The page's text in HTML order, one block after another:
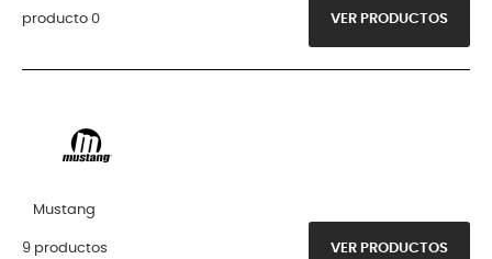
producto 0 VER PRODUCTOS
Mustang
9 productos VER PRODUCTOS